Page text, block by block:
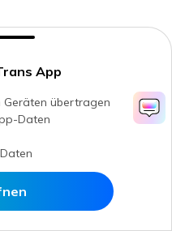
öffnen
App
übertragen
Daten